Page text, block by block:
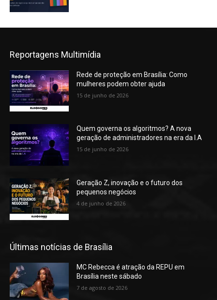
Reportagens Multimídia
Rede de proteção em Brasília: Como
mulheres podem obter ajuda
15 de junho de 2026
Quem governa os algoritmos? A nova
geração de administradores na era da I.A
15 de junho de 2026
Geração Z, inovação e o futuro dos
pequenos negócios
4 de junho de 2026
Últimas notícias de Brasília
MC Rebecca é atração da REPU em
Brasília neste sábado
7 de agosto de 2026